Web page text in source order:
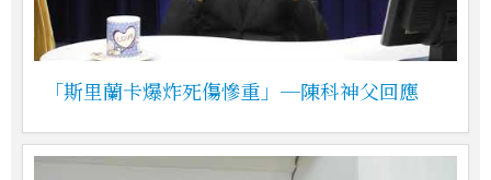
「斯里蘭卡爆炸死傷慘重」─陳科神父回應